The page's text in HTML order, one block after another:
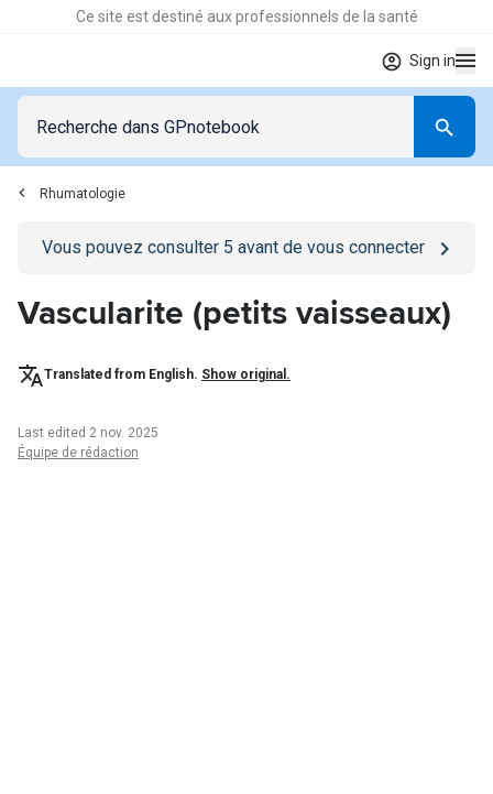
Ce site est destiné aux professionnels de la santé
Sign in
Rhumatologie
Go to/se-connecterpage
Vous pouvez consulter 5 avant de vous connecter
Vascularite (petits vaisseaux)
Translated from English. Show original.
Last edited 2 nov. 2025
Équipe de rédaction